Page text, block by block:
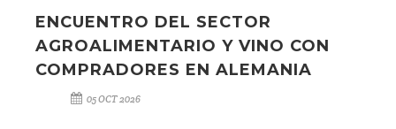
ENCUENTRO DEL SECTOR
AGROALIMENTARIO Y VINO CON
COMPRADORES EN ALEMANIA
05 OCT 2026